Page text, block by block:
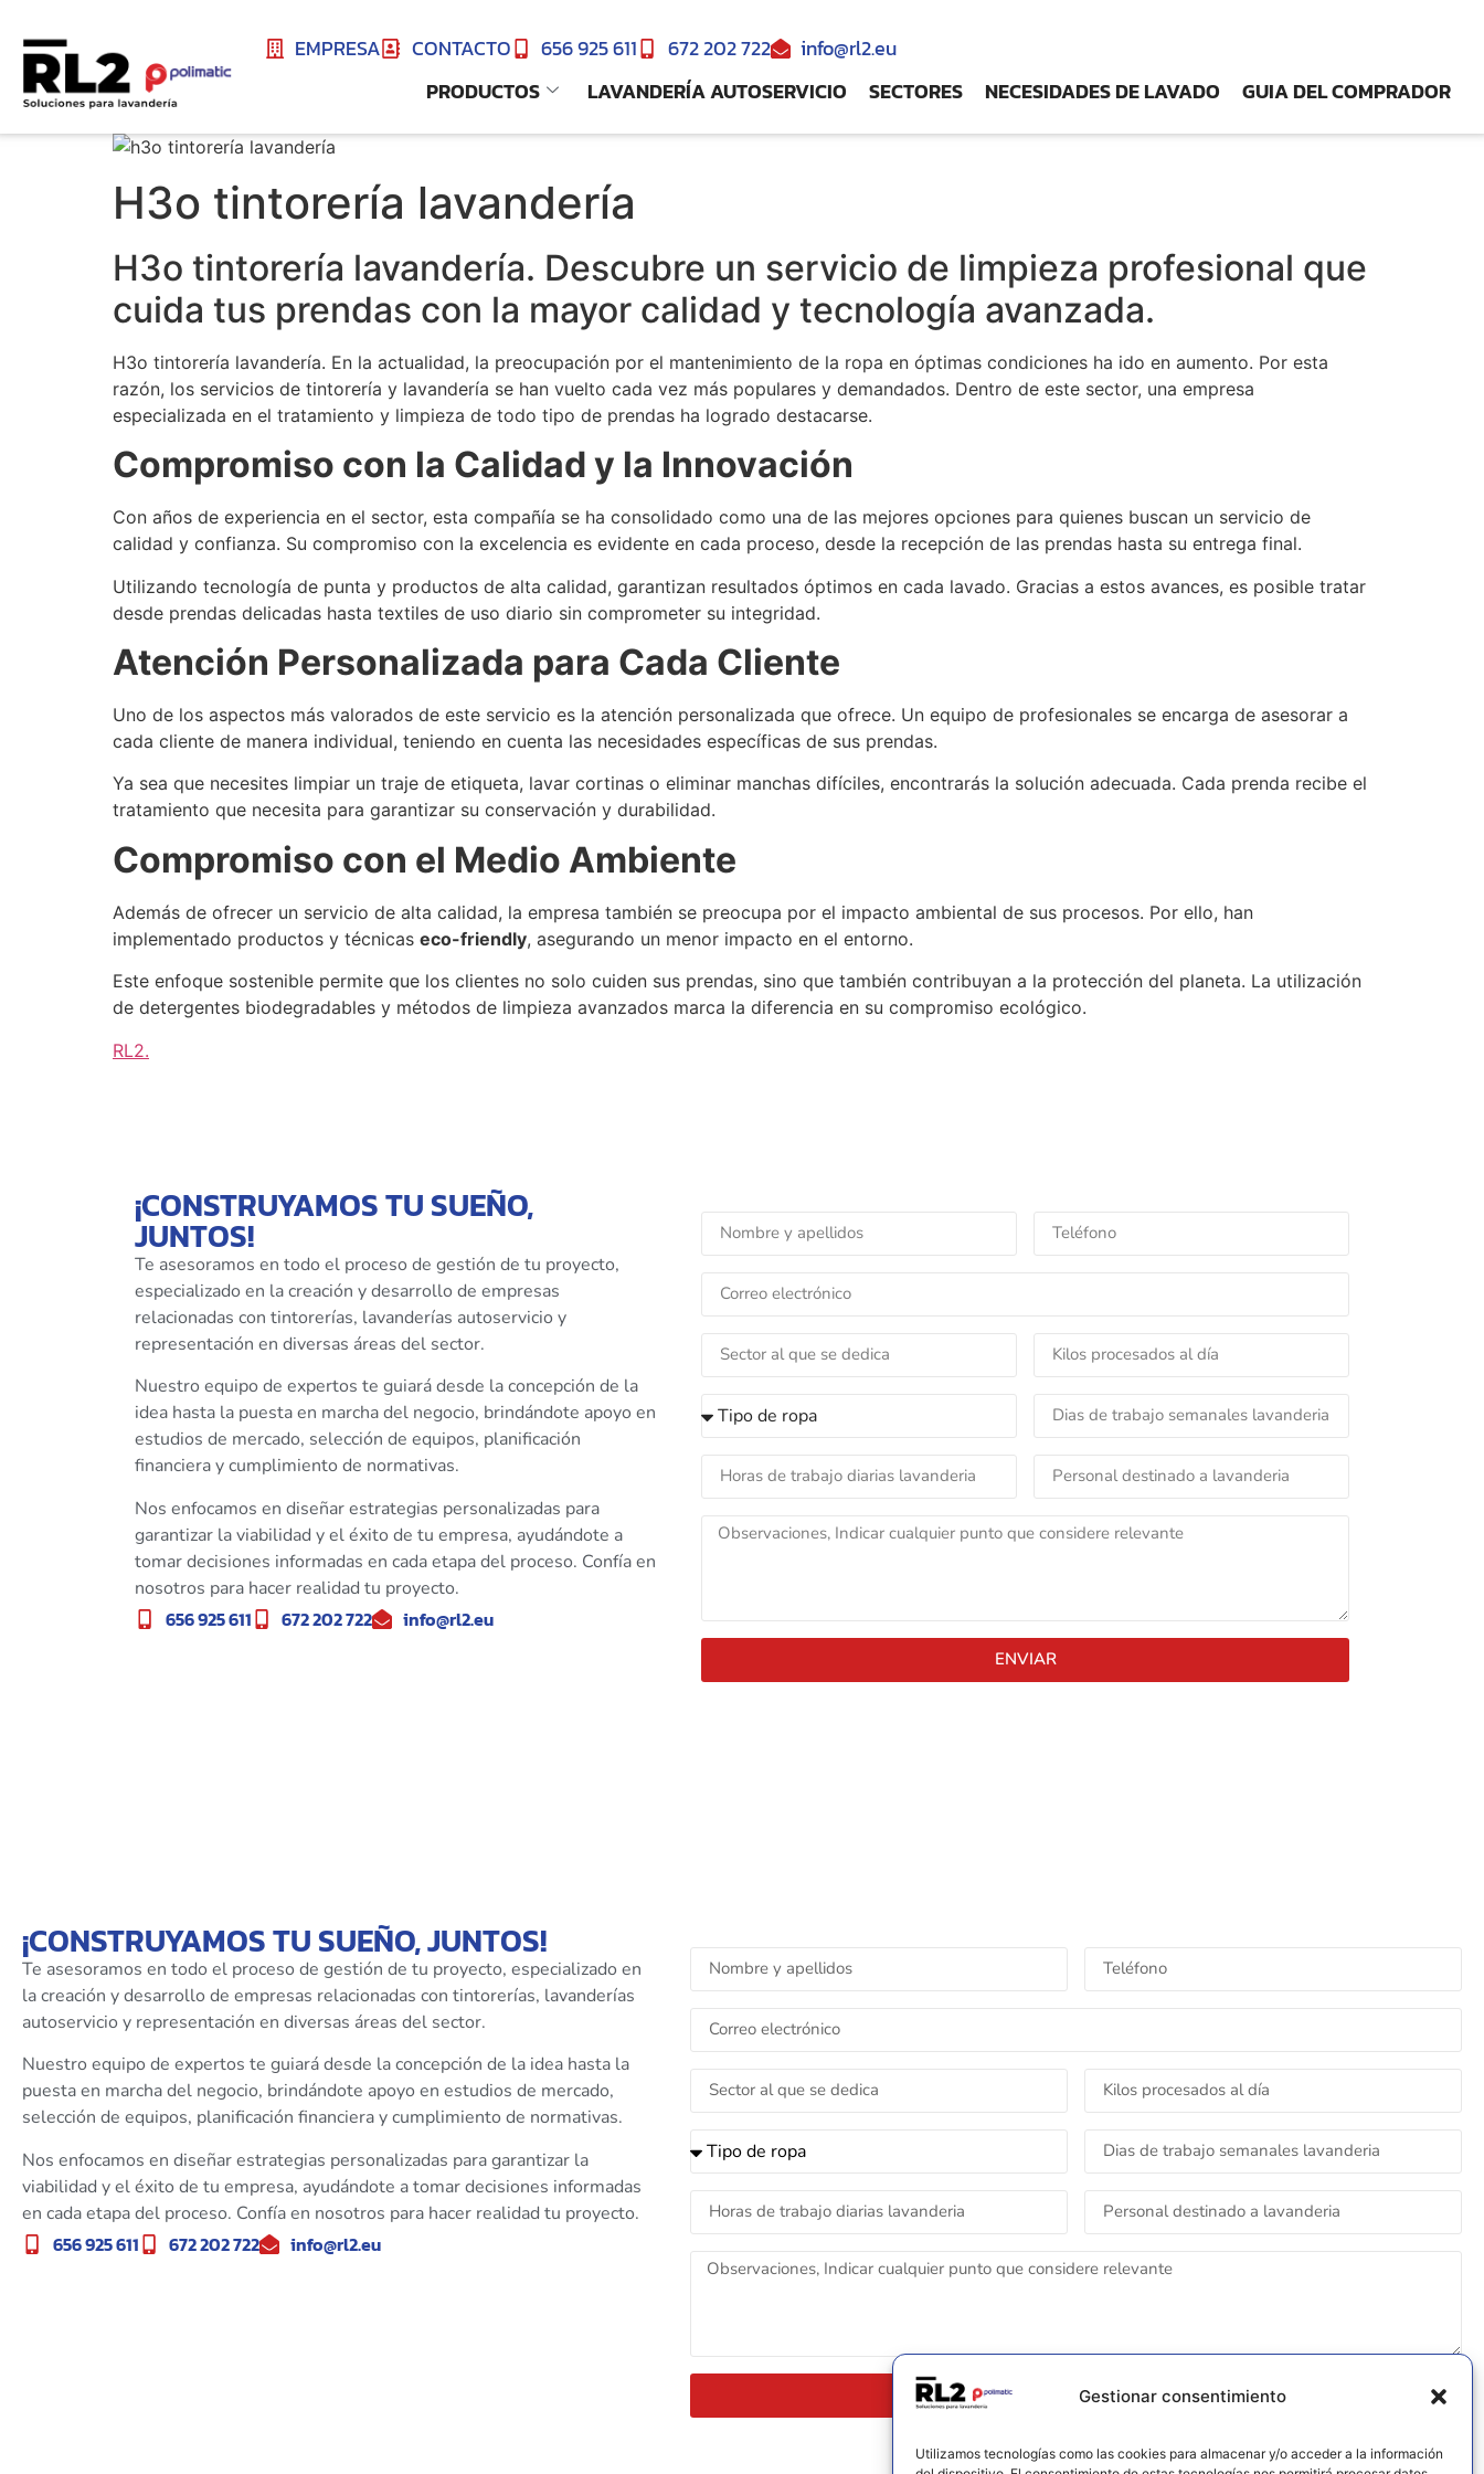
Gestionar consentimiento
Utilizamos tecnologías como las cookies para almacenar y/o acceder a la información
EMPRESA CONTACTO 656 925 611 672 202 722
info@rl2.eu
PRODUCTOS
LAVANDERÍA AUTOSERVICIO SECTORES NECESIDADES DE LAVADO GUIA DEL COMPRADOR
H3o tintorería lavandería
H3o tintorería lavandería. Descubre un servicio de limpieza profesional que
cuida tus prendas con la mayor calidad y tecnología avanzada.
H3o tintorería lavandería. En la actualidad, la preocupación por el mantenimiento de la ropa en óptimas condiciones ha ido en aumento. Por esta
razón, los servicios de tintorería y lavandería se han vuelto cada vez más populares y demandados. Dentro de este sector, una empresa
especializada en el tratamiento y limpieza de todo tipo de prendas ha logrado destacarse.
Compromiso con la Calidad y la Innovación
Con años de experiencia en el sector, esta compañía se ha consolidado como una de las mejores opciones para quienes buscan un servicio de
calidad y confianza. Su compromiso con la excelencia es evidente en cada proceso, desde la recepción de las prendas hasta su entrega final.
Utilizando tecnología de punta y productos de alta calidad, garantizan resultados óptimos en cada lavado. Gracias a estos avances, es posible tratar
desde prendas delicadas hasta textiles de uso diario sin comprometer su integridad.
Atención Personalizada para Cada Cliente
Uno de los aspectos más valorados de este servicio es la atención personalizada que ofrece. Un equipo de profesionales se encarga de asesorar a
cada cliente de manera individual, teniendo en cuenta las necesidades específicas de sus prendas.
Ya sea que necesites limpiar un traje de etiqueta, lavar cortinas o eliminar manchas difíciles, encontrarás la solución adecuada. Cada prenda recibe el
tratamiento que necesita para garantizar su conservación y durabilidad.
Compromiso con el Medio Ambiente
Además de ofrecer un servicio de alta calidad, la empresa también se preocupa por el impacto ambiental de sus procesos. Por ello, han
implementado productos y técnicas eco-friendly, asegurando un menor impacto en el entorno.
Este enfoque sostenible permite que los clientes no solo cuiden sus prendas, sino que también contribuyan a la protección del planeta. La utilización
de detergentes biodegradables y métodos de limpieza avanzados marca la diferencia en su compromiso ecológico.
RL2.
¡CONSTRUYAMOS TU SUEÑO,
JUNTOS!
Te asesoramos en todo el proceso de gestión de tu proyecto,
especializado en la creación y desarrollo de empresas
relacionadas con tintorerías, lavanderías autoservicio y
representación en diversas áreas del sector.
Nuestro equipo de expertos te guiará desde la concepción de la
idea hasta la puesta en marcha del negocio, brindándote apoyo en
estudios de mercado, selección de equipos, planificación
financiera y cumplimiento de normativas.
Nos enfocamos en diseñar estrategias personalizadas para
garantizar la viabilidad y el éxito de tu empresa, ayudándote a
tomar decisiones informadas en cada etapa del proceso. Confía en
nosotros para hacer realidad tu proyecto.
656 925 611 672 202 722 info@rl2.eu
ENVIAR
¡CONSTRUYAMOS TU SUEÑO, JUNTOS!
Te asesoramos en todo el proceso de gestión de tu proyecto, especializado en
la creación y desarrollo de empresas relacionadas con tintorerías, lavanderías
autoservicio y representación en diversas áreas del sector.
Nuestro equipo de expertos te guiará desde la concepción de la idea hasta la
puesta en marcha del negocio, brindándote apoyo en estudios de mercado,
selección de equipos, planificación financiera y cumplimiento de normativas.
Nos enfocamos en diseñar estrategias personalizadas para garantizar la
viabilidad y el éxito de tu empresa, ayudándote a tomar decisiones informadas
en cada etapa del proceso. Confía en nosotros para hacer realidad tu proyecto.
656 925 611 672 202 722 info@rl2.eu
ENVIAR FORMULARIO